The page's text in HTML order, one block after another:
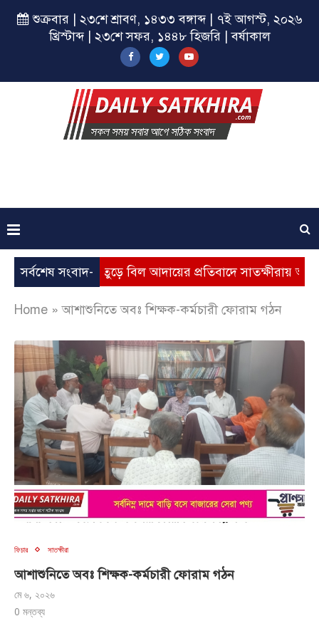
শুক্রবার | ২৩শে শ্রাবণ, ১৪৩৩ বঙ্গাব্দ | ৭ই আগস্ট, ২০২৬
খ্রিস্টাব্দ | ২৩শে সফর, ১৪৪৮ হিজরি | বর্ষাকাল
সর্বশেষ সংবাদ-
ভূতুড়ে বিল আদায়ের প্রতিবাদে সাতক্ষীরায় অবস্থান
Home »আশাশুনিতে অবঃ শিক্ষক-কর্মচারী ফোরাম গঠন
ফিচার সাতক্ষীরা
আশাশুনিতে অবঃ শিক্ষক-কর্মচারী ফোরাম গঠন
মে ৬, ২০২৬
0 মন্তব্য